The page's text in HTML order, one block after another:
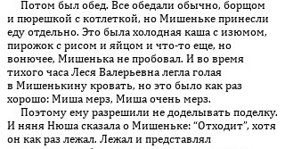
Потом был обед. Все обедали обычно, борщом
и пюрешкой с котлеткой, но Мишеньке принесли
еду отдельно. Это была холодная каша с изюмом,
пирожок с рисом и яйцом и что-то еще, но
вонючее, Мишенька не пробовал. И во время
тихого часа Леся Валерьевна легла голая
в Мишенькину кровать, но это было как раз
хорошо: Миша мерз, Миша очень мерз.
Поэтому ему разрешили не доделывать поделку.
И няня Нюша сказала о Мишеньке: “Отходит”, хотя
он как раз лежал. Лежал и представлял